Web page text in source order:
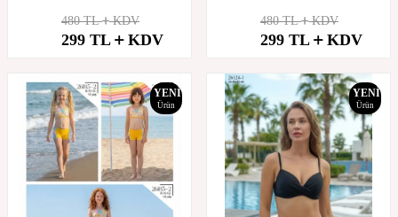
480TL KDV
299 TL KDV
480TL KDV
299 TL KDV
YENI
Ürün
YENI
Ürün